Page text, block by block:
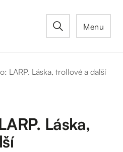
Menu
LARP. Láska, trollové a další
Láska,